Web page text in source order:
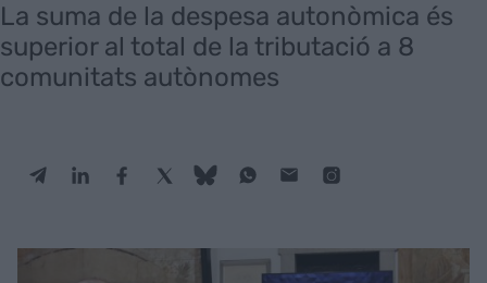
La suma de la despesa autonòmica és
superior al total de la tributació a 8
comunitats autònomes